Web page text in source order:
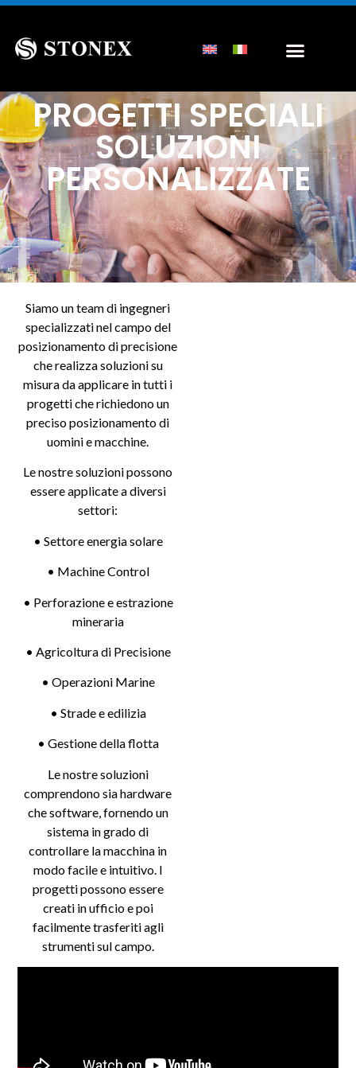
PROGETTI SPECIALI
SOLUZIONI
PERSONALIZZATE
Siamo un team di ingegneri
specializzati nel campo del
posizionamento di precisione
che realizza soluzioni su
misura da applicare in tutti i
progetti che richiedono un
preciso posizionamento di
uomini e macchine.
Le nostre soluzioni possono
essere applicate a diversi
settori:
• Settore energia solare
• Machine Control
• Perforazione e estrazione
mineraria
• Agricoltura di Precisione
• Operazioni Marine
• Strade e edilizia
• Gestione della flotta
Le nostre soluzioni
comprendono sia hardware
che software, fornendo un
sistema in grado di
controllare la macchina in
modo facile e intuitivo. I
progetti possono essere
creati in ufficio e poi
facilmente trasferiti agli
strumenti sul campo.